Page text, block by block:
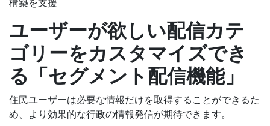
ユーザーが欲しい配信カテ
ゴリーをカスタマイズでき
る「セグメント配信機能」
住民ユーザーは必要な情報だけを取得することができるた
め、より効果的な行政の情報発信が期待できます。